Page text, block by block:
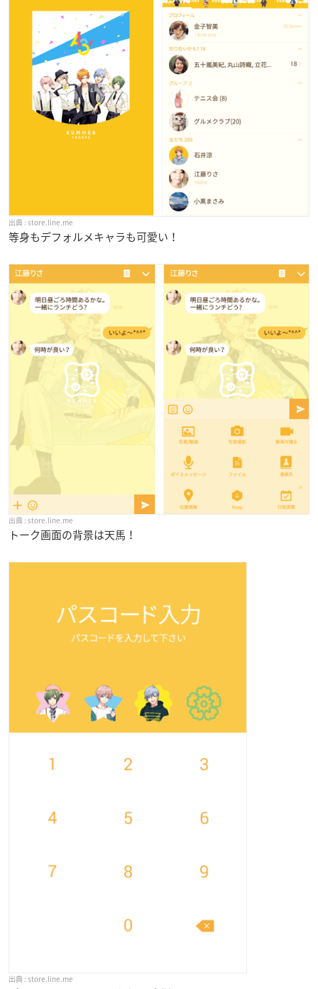
store.line.me
等身もデフォルメキャラも可愛い！
store.line.me
トーク画面の背景は天馬！
store.line.me